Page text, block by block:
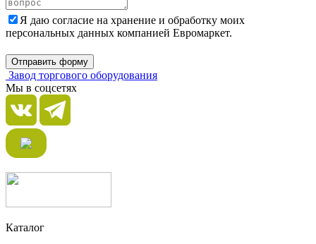
Я даю согласие на хранение и обработку моих
персональных данных компанией Евромаркет.
Отправить форму
Завод торгового оборудования
Мы в соцсетях
Каталог